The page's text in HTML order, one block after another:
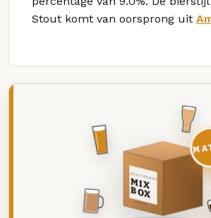
Stout komt van oorsprong uit
DEZE MAAND
MIX
BOX
8 BIEREN